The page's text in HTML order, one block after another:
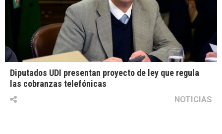
Diputados UDI presentan proyecto de ley que regula
las cobranzas telefónicas
NOTICIAS